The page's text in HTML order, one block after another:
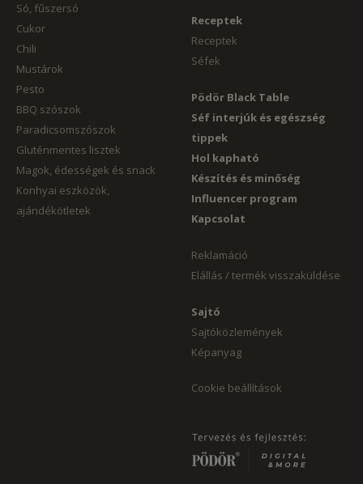
Só, fűszersó
Cukor
Chili
Mustárok
Pesto
BBQ szószok
Paradicsomszószok
Gluténmentes lisztek
Magok, édességek és snack
Konhyai eszközök,
ajándékötletek
Receptek
Receptek
Séfek
Pödör Black Table
Séf interjúk és egészség
tippek
Hol kapható
Készítés és minőség
Influencer program
Kapcsolat
Reklamáció
Elállás / termék visszaküldése
Sajtó
Sajtóközlemények
Képanyag
Cookie beállítások